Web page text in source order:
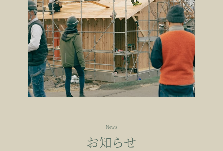
News
お知らせ